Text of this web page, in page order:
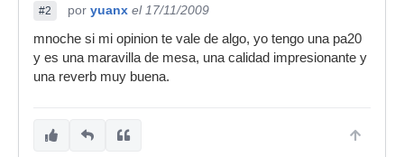
#2 por yuanx el 17/11/2009
mnoche si mi opinion te vale de algo, yo tengo una pa20
y es una maravilla de mesa, una calidad impresionante y
una reverb muy buena.